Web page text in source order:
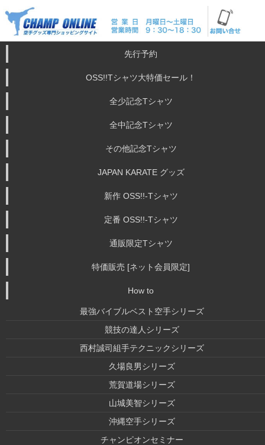
先行予約
OSS!!Tシャツ大特価セール！
全少記念Tシャツ
全中記念Tシャツ
その他記念Tシャツ
JAPAN KARATE グッズ
新作 OSS!!-Tシャツ
定番 OSS!!-Tシャツ
通販限定Tシャツ
特価販売 [ネット会員限定]
How to
最強バイブルベスト空手シリーズ
競技の達人シリーズ
西村誠司組手テクニックシリーズ
久場良男シリーズ
荒賀道場シリーズ
山城美智シリーズ
沖縄空手シリーズ
チャンピオンセミナー